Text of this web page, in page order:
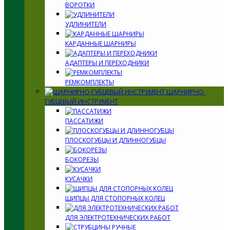
ВОРОТКИ
УДЛИНИТЕЛИ
КАРДАННЫЕ ШАРНИРЫ
АДАПТЕРЫ И ПЕРЕХОДНИКИ
РЕМКОМПЛЕКТЫ
ШАРНИРНО-
ГУБЦЕВЫЙ ИНСТРУМЕНТ
ПАССАТИЖИ
ПЛОСКОГУБЦЫ И ДЛИННОГУБЦЫ
БОКОРЕЗЫ
КУСАЧКИ
ЩИПЦЫ ДЛЯ СТОПОРНЫХ КОЛЕЦ
ДЛЯ ЭЛЕКТРОТЕХНИЧЕСКИХ РАБОТ